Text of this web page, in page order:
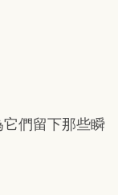
們留下那些瞬